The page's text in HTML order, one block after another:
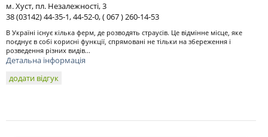
м. Хуст, пл. Незалежності, 3
38 (03142) 44-35-1, 44-52-0, ( 067 ) 260-14-53
В Україні існує кілька ферм, де розводять страусів. Це відмінне місце, яке
поєднує в собі корисні функції, спрямовані не тільки на збереження і
розведення різних видів...
Детальна інформація
додати відгук